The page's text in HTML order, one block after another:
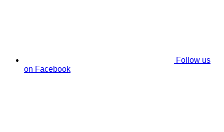
Follow us
on Facebook